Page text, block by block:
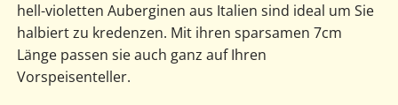
hell-violetten Auberginen aus Italien sind ideal um Sie
halbiert zu kredenzen. Mit ihren sparsamen 7cm
Länge passen sie auch ganz auf Ihren
Vorspeisenteller.